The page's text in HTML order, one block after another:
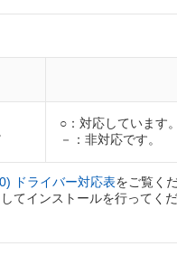
○：対応しています。
－：非対応です。
ドライバー対応表をご覧く
てインストールを行ってくだ